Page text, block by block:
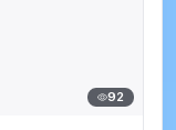
92